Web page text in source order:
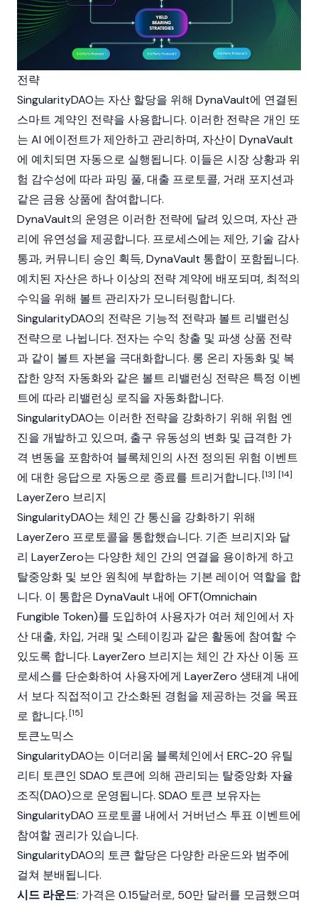
전략
SingularityDAO는 자산 할당을 위해 DynaVault에 연결된
스마트 계약인 전략을 사용합니다. 이러한 전략은 개인 또
는 AI 에이전트가 제안하고 관리하며, 자산이 DynaVault
에 예치되면 자동으로 실행됩니다. 이들은 시장 상황과 위
험 감수성에 따라 파밍 풀, 대출 프로토콜, 거래 포지션과
같은 금융 상품에 참여합니다.
DynaVault의 운영은 이러한 전략에 달려 있으며, 자산 관
리에 유연성을 제공합니다. 프로세스에는 제안, 기술 감사
통과, 커뮤니티 승인 획득, DynaVault 통합이 포함됩니다.
예치된 자산은 하나 이상의 전략 계약에 배포되며, 최적의
수익을 위해 볼트 관리자가 모니터링합니다.
SingularityDAO의 전략은 기능적 전략과 볼트 리밸런싱
전략으로 나뉩니다. 전자는 수익 창출 및 파생 상품 전략
과 같이 볼트 자본을 극대화합니다. 롱 온리 자동화 및 복
잡한 양적 자동화와 같은 볼트 리밸런싱 전략은 특정 이벤
트에 따라 리밸런싱 로직을 자동화합니다.
SingularityDAO는 이러한 전략을 강화하기 위해 위험 엔
진을 개발하고 있으며, 출구 유동성의 변화 및 급격한 가
격 변동을 포함하여 블록체인의 사전 정의된 위험 이벤트
에 대한 응답으로 자동으로 종료를 트리거합니다.[13] [14]
LayerZero 브리지
SingularityDAO는 체인 간 통신을 강화하기 위해
LayerZero 프로토콜을 통합했습니다. 기존 브리지와 달
리 LayerZero는 다양한 체인 간의 연결을 용이하게 하고
탈중앙화 및 보안 원칙에 부합하는 기본 레이어 역할을 합
니다. 이 통합은 DynaVault 내에 OFT(Omnichain
Fungible Token)를 도입하여 사용자가 여러 체인에서 자
산 대출, 차입, 거래 및 스테이킹과 같은 활동에 참여할 수
있도록 합니다. LayerZero 브리지는 체인 간 자산 이동 프
로세스를 단순화하여 사용자에게 LayerZero 생태계 내에
서 보다 직접적이고 간소화된 경험을 제공하는 것을 목표
로 합니다.[15]
토큰노믹스
SingularityDAO는 이더리움 블록체인에서 ERC-20 유틸
리티 토큰인 SDAO 토큰에 의해 관리되는 탈중앙화 자율
조직(DAO)으로 운영됩니다. SDAO 토큰 보유자는
SingularityDAO 프로토콜 내에서 거버넌스 투표 이벤트에
참여할 권리가 있습니다.
SingularityDAO의 토큰 할당은 다양한 라운드와 범주에
걸쳐 분배됩니다.
시드 라운드: 가격은 0.15달러로, 50만 달러를 모금했으며